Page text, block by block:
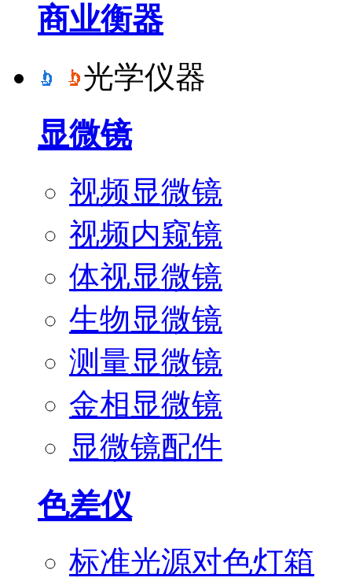
商业衡器
光学仪器
显微镜
视频显微镜
视频内窥镜
体视显微镜
生物显微镜
测量显微镜
金相显微镜
显微镜配件
色差仪
标准光源对色灯箱